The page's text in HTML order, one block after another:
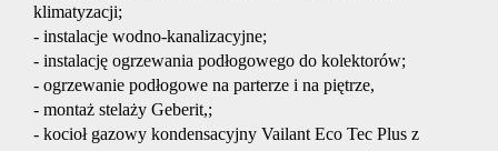
klimatyzacji;
- instalacje wodno-kanalizacyjne;
- instalację ogrzewania podłogowego do kolektorów;
- ogrzewanie podłogowe na parterze i na piętrze,
- montaż stelaży Geberit,;
- kocioł gazowy kondensacyjny Vailant Eco Tec Plus z